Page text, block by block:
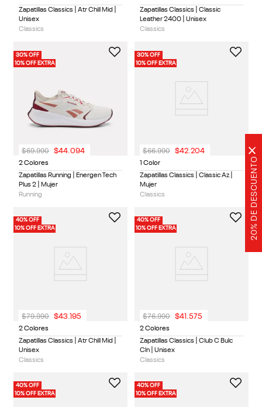
20% DE DESCUENTO
×
Zapatillas Classics | Atr Chill Mid |
Unisex
Classics
Zapatillas Classics | Classic
Leather 2400 | Unisex
Classics
30% OFF
10% OFF EXTRA
2 Colores
Zapatillas Running | Energen Tech
Plus 2 | Mujer
Running
$69.990 $44.094
30% OFF
10% OFF EXTRA
1 Color
Zapatillas Classics | Classic Az |
Mujer
Classics
$66.990 $42.204
40% OFF
10% OFF EXTRA
2 Colores
Zapatillas Classics | Atr Chill Mid |
Unisex
Classics
$79.990 $43 .195
40% OFF
10% OFF EXTRA
2 Colores
Zapatillas Classics | Club C Bulc
Cln | Unisex
Classics
$76.990 $41 575
40% OFF
10% OFF EXTRA
40% OFF
10% OFF EXTRA